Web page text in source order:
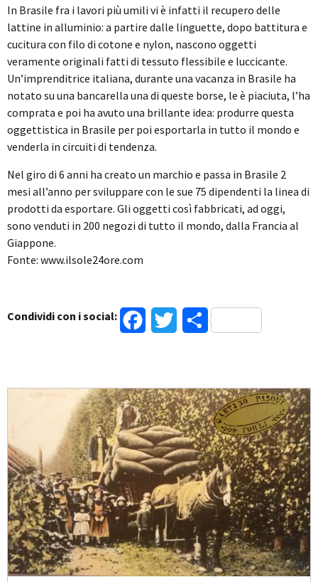
In Brasile fra i lavori più umili vi è infatti il recupero delle
lattine in alluminio: a partire dalle linguette, dopo battitura e
cucitura con filo di cotone e nylon, nascono oggetti
veramente originali fatti di tessuto flessibile e luccicante.
Un’imprenditrice italiana, durante una vacanza in Brasile ha
notato su una bancarella una di queste borse, le è piaciuta, l’ha
comprata e poi ha avuto una brillante idea: produrre questa
oggettistica in Brasile per poi esportarla in tutto il mondo e
venderla in circuiti di tendenza.
Nel giro di 6 anni ha creato un marchio e passa in Brasile 2
mesi all’anno per sviluppare con le sue 75 dipendenti la linea di
prodotti da esportare. Gli oggetti così fabbricati, ad oggi,
sono venduti in 200 negozi di tutto il mondo, dalla Francia al
Giappone.
Fonte: www.ilsole24ore.com
Condividi con i social: FacebookTwitterCondividi